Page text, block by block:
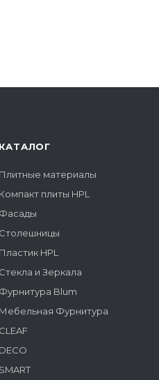
КАТАЛОГ
Плитные материалы
Компакт плиты HPL
Фасады
Столешницы
Пластик HPL
Стекла и Зеркала
Фурнитура Blum
Мебельная Фурнитура
CLEAF
DECO
SMART